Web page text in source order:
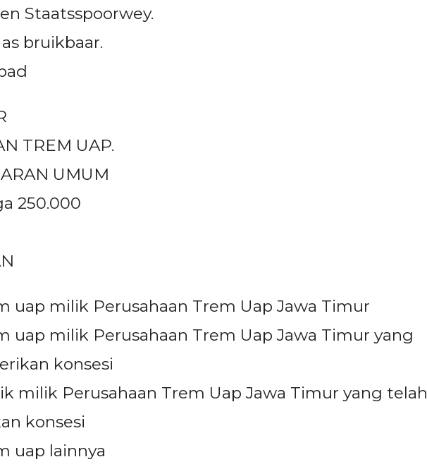
Staatsspoorwey.
bruikbaar.
TREM UAP.
UMUM
250.000
uap milik Perusahaan Trem Uap Jawa Timur
uap milik Perusahaan Trem Uap Jawa Timur yang
konsesi
milik Perusahaan Trem Uap Jawa Timur yang telah
konsesi
uap lainnya